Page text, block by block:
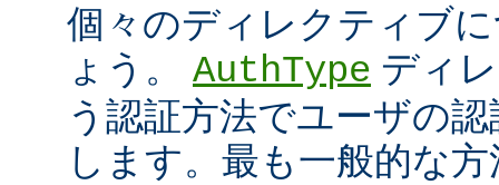
個々のディレクティブ
ょう。 AuthType ディ
う認証方法でユーザの
します。最も一般的な